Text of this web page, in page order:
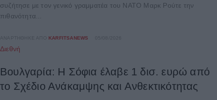
συζήτησε με τον γενικό γραμματέα του ΝΑΤΟ Μαρκ Ρούτε την
πιθανότητα...
KARFITSANEWS
Διεθνή
Βουλγαρία: Η Σόφια έλαβε 1 δισ. ευρώ από
το Σχέδιο Ανάκαμψης και Ανθεκτικότητας